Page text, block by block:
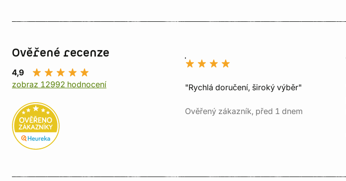
Ověřené recenze
4,9
zobraz 12992 hodnocení
"Rychlá doručení, široký výběr"
Ověřený zákazník, před 1 dnem